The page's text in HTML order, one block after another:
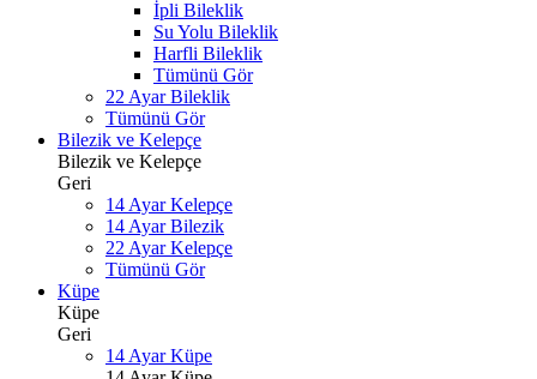
İpli Bileklik
Su Yolu Bileklik
Harfli Bileklik
Tümünü Gör
22 Ayar Bileklik
Tümünü Gör
Bilezik ve Kelepçe
Bilezik ve Kelepçe
Geri
14 Ayar Kelepçe
14 Ayar Bilezik
22 Ayar Kelepçe
Tümünü Gör
Küpe
Küpe
Geri
14 Ayar Küpe